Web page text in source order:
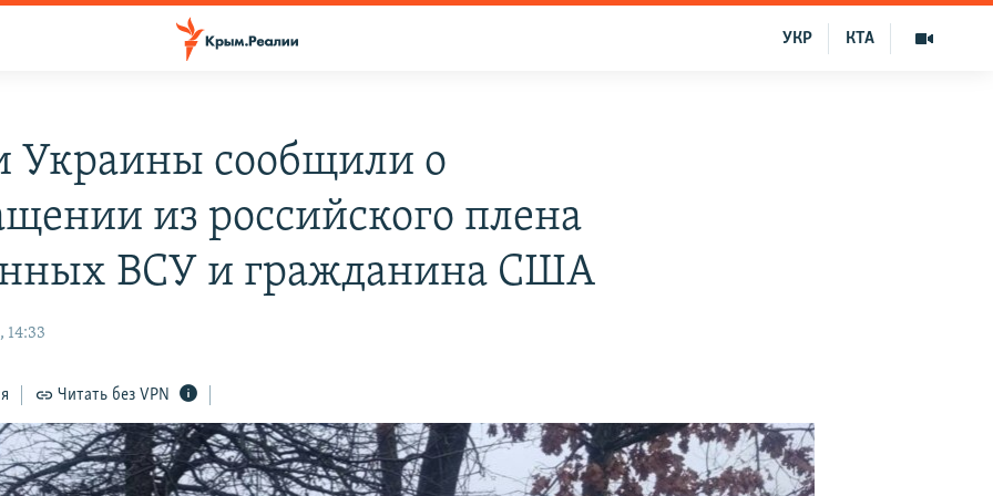
КТА
УКР
Украины сообщили о
из российского плена
ВСУ и гражданина США
14:33
Читать без VPN